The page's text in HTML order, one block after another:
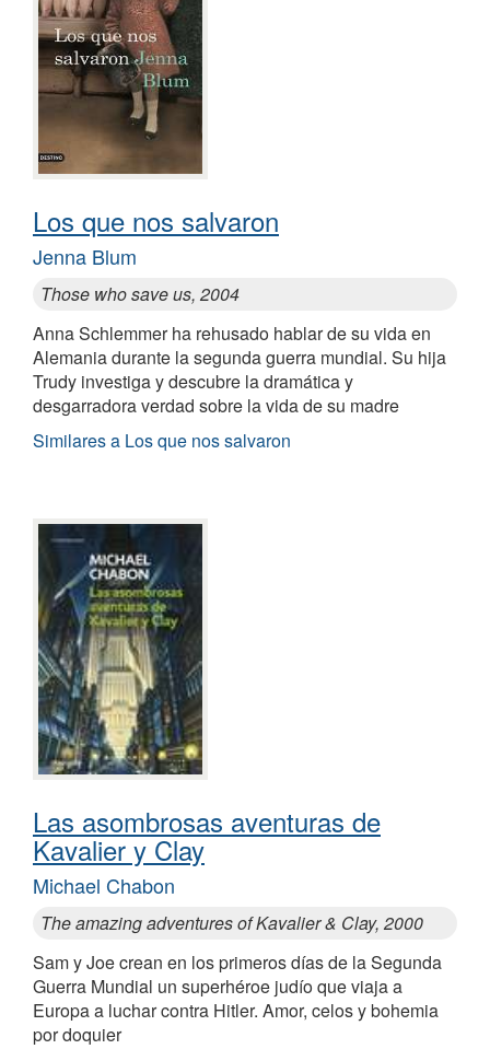
Los que nos salvaron
Jenna Blum
Those who save us, 2004
Anna Schlemmer ha rehusado hablar de su vida en
Alemania durante la segunda guerra mundial. Su hija
Trudy investiga y descubre la dramática y
desgarradora verdad sobre la vida de su madre
Similares a Los que nos salvaron
Las asombrosas aventuras de
Kavalier y Clay
Michael Chabon
The amazing adventures of Kavalier & Clay, 2000
Sam y Joe crean en los primeros días de la Segunda
Guerra Mundial un superhéroe judío que viaja a
Europa a luchar contra Hitler. Amor, celos y bohemia
por doquier